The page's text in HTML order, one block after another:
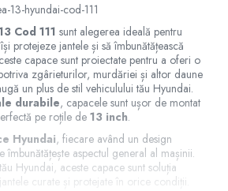
13-hyundai-cod-111
Cod 111 sunt alegerea ideală pentru
protejeze jantele și să îmbunătățească
capace sunt proiectate pentru a oferi o
zgârieturilor, murdăriei și altor daune
un plus de stil vehiculului tău Hyundai.
durabile, capacele sunt ușor de montat
pe roțile de 13 inch.
Hyundai, fiecare având un design
îmbunătățește aspectul general al mașinii.
Hyundai, aceste capace sunt soluția
curate și protejate în orice condiții.